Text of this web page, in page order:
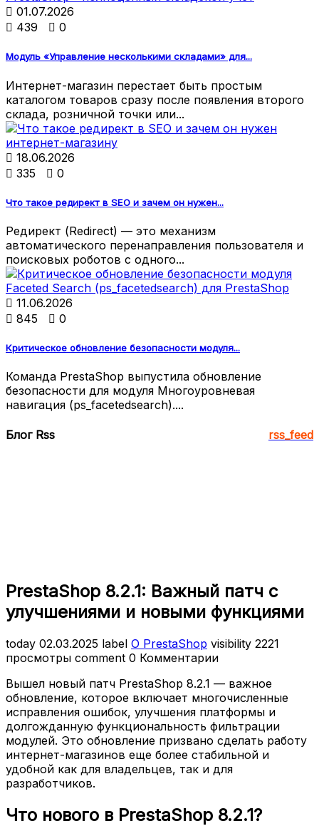
 01.07.2026
 439  0
Модуль «Управление несколькими складами» для...
Интернет-магазин перестает быть простым
каталогом товаров сразу после появления второго
склада, розничной точки или...
 18.06.2026
 335  0
Что такое редирект в SEO и зачем он нужен...
Редирект (Redirect) — это механизм
автоматического перенаправления пользователя и
поисковых роботов с одного...
 11.06.2026
 845  0
Критическое обновление безопасности модуля...
Команда PrestaShop выпустила обновление
безопасности для модуля Многоуровневая
навигация (ps_facetedsearch)....
Блог Rss rss_feed
PrestaShop 8.2.1: Важный патч с
улучшениями и новыми функциями
today 02.03.2025 label О PrestaShop visibility 2221
просмотры comment 0 Комментарии
Вышел новый патч PrestaShop 8.2.1 — важное
обновление, которое включает многочисленные
исправления ошибок, улучшения платформы и
долгожданную функциональность фильтрации
модулей. Это обновление призвано сделать работу
интернет-магазинов еще более стабильной и
удобной как для владельцев, так и для
разработчиков.
Что нового в PrestaShop 8.2.1?